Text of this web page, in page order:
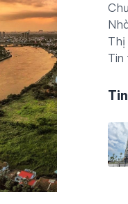
Thị
Tin